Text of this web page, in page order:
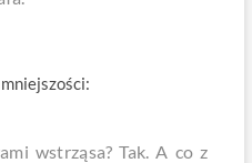
wstrząsa? Tak. A co z